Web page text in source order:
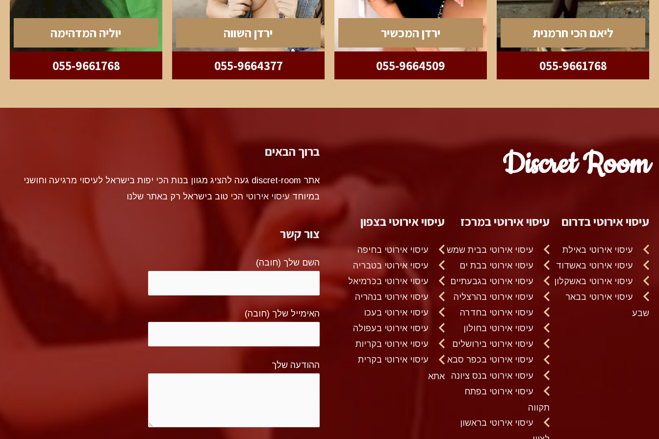
ליאם הכי חרמנית
055-9661768
ירדן המכשיר
055-9664509
ירדן השווה
055-9664377
יוליה המדהימה
055-9661768
Discret Room
עיסוי אירוטי בדרום
עיסוי אירוטי באילת
עיסוי אירוטי באשדוד
עיסוי אירוטי באשקלון
עיסוי אירוטי בבאר
שבע
עיסוי אירוטי במרכז
עיסוי אירוטי בבית שמש
עיסוי אירוטי בבת ים
עיסוי אירוטי בגבעתיים
עיסוי אירוטי בהרצליה
עיסוי אירוטי בחדרה
עיסוי אירוטי בחולון
עיסוי אירוטי בירושלים
עיסוי אירוטי בכפר סבא
עיסוי אירוטי בנס ציונה
עיסוי אירוטי בפתח
תקווה
עיסוי אירוטי בראשון
עיסוי אירוטי בצפון
עיסוי אירוטי בחיפה
עיסוי אירוטי בטבריה
עיסוי אירוטי בכרמיאל
עיסוי אירוטי בנהריה
עיסוי אירוטי בעכו
עיסוי אירוטי בעפולה
עיסוי אירוטי בקריות
עיסוי אירוטי בקרית
אתא
ברוך הבאים
אתר discret-room געה להציג מגוון בנות הכי יפות בישראל לעיסוי מרגיעה וחושני
במיוחדעיסוי אירוטי הכי טוב בישראל רק באתר שלנו
צור קשר
השם שלך (חובה)
האימייל שלך (חובה)
ההודעה שלך